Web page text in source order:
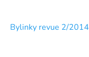
Bylinky revue 2/2014